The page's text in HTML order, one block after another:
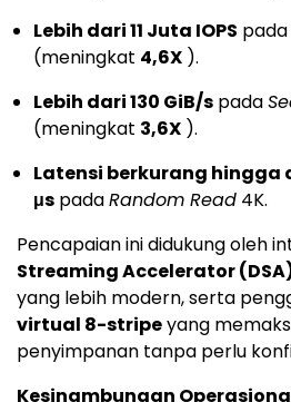
Lebih dari 11 Juta IOPS pada
(meningkat 4,6X ).
Lebih dari 130 GiB/s pada
(meningkat 3,6X ).
Latensi berkurang hingga
μs padaRandom Read 4K.
Pencapaian ini didukung oleh
Streaming Accelerator
yang lebih modern, serta
virtual 8-stripeyang
penyimpanan tanpa perlu
Kesinambungan